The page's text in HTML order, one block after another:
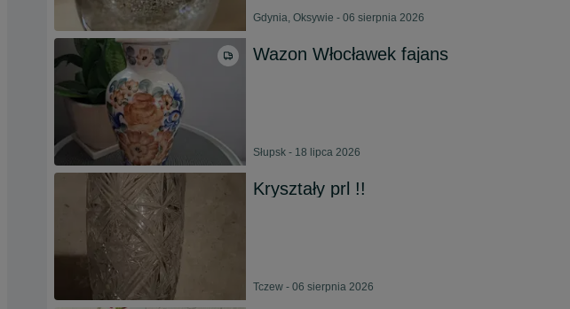
Gdynia, Oksywie - 06 sierpnia 2026
Wazon Włocławek fajans
Słupsk - 18 lipca 2026
Kryształy prl !!
Tczew - 06 sierpnia 2026